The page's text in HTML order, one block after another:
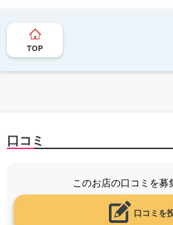
TOP
口コミ
このお店の口コミを募
口コミを